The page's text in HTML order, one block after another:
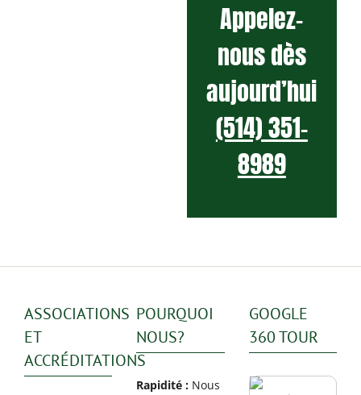
Appelez-
nous dès
aujourd’hui
(514) 351-
8989
ASSOCIATIONS
ET
ACCRÉDITATIONS
POURQUOI
NOUS?
Rapidité : Nous
GOOGLE
360 TOUR